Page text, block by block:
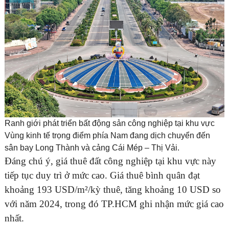
Ranh giới phát triển bất động sản công nghiệp tại khu vực
Vùng kinh tế trọng điểm phía Nam đang dịch chuyển đến
sân bay Long Thành và cảng Cái Mép – Thị Vải.
Đáng chú ý, giá thuê đất công nghiệp tại khu vực này
tiếp tục duy trì ở mức cao. Giá thuê bình quân đạt
khoảng 193 USD/m²/kỳ thuê, tăng khoảng 10 USD so
với năm 2024, trong đó TP.HCM ghi nhận mức giá cao
nhất.